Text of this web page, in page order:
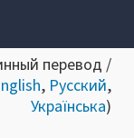
перевод /
, Русский,
Українська)